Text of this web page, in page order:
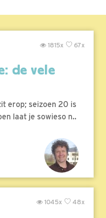
67x
1815x
de vele
erop; seizoen 20 is
laat je sowieso n..
48x
1045x